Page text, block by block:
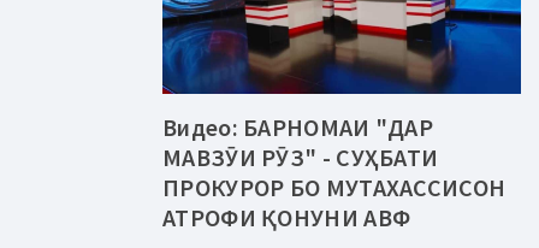
Видео: БАРНОМАИ "ДАР
МАВЗӮИ РӮЗ" - СУҲБАТИ
ПРОКУРОР БО МУТАХАССИСОН
АТРОФИ ҚОНУНИ АВФ